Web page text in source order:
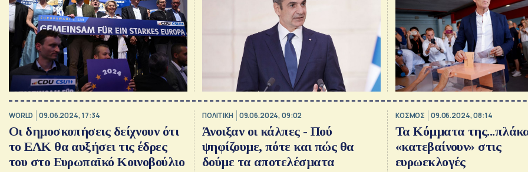
WORLD 09.06.2024, 17:34
Οι δημοσκοπήσεις δείχνουν ότι
το ΕΛΚ θα αυξήσει τις έδρες
του στο Ευρωπαϊκό Κοινοβούλιο
ΠΟΛΙΤΙΚΗ 09.06.2024, 09:02
Άνοιξαν οι κάλπες - Πού
ψηφίζουμε, πότε και πώς θα
δούμε τα αποτελέσματα
ΚΟΣΜΟΣ 09.06.2024, 08:14
Τα Κόμματα
«κατεβαίνουν» στις
ευρωεκλογές